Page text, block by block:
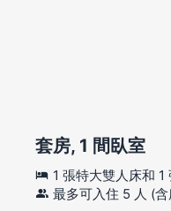
套房, 1 間臥室
1 張特大雙人床和
最多可入住 5 人 (